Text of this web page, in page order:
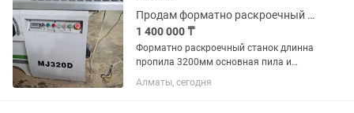
Продам форматно раскроечный станок
1 400 000 ₸
Форматно раскроечный станок длинна
пропила 3200мм основная пила и
подрезная подъем автоматически
Алматы, сегодня